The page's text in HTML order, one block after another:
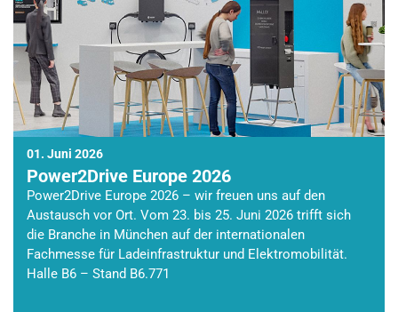
01. Juni 2026
Power2Drive Europe 2026
Power2Drive Europe 2026 – wir freuen uns auf den
Austausch vor Ort. Vom 23. bis 25. Juni 2026 trifft sich
die Branche in München auf der internationalen
Fachmesse für Ladeinfrastruktur und Elektromobilität.
Halle B6 – Stand B6.771